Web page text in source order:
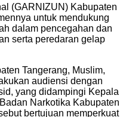
(GARNIZUN) Kabupaten
untuk mendukung
dalam pencegahan dan
serta peredaran gelap
Tangerang, Muslim,
audiensi dengan
yang didampingi Kepala
Narkotika Kabupaten
bertujuan memperkuat